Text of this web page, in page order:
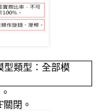
型類型：全部模
關閉。